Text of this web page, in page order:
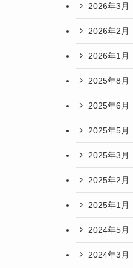
2026年3月
2026年2月
2026年1月
2025年8月
2025年6月
2025年5月
2025年3月
2025年2月
2025年1月
2024年5月
2024年3月